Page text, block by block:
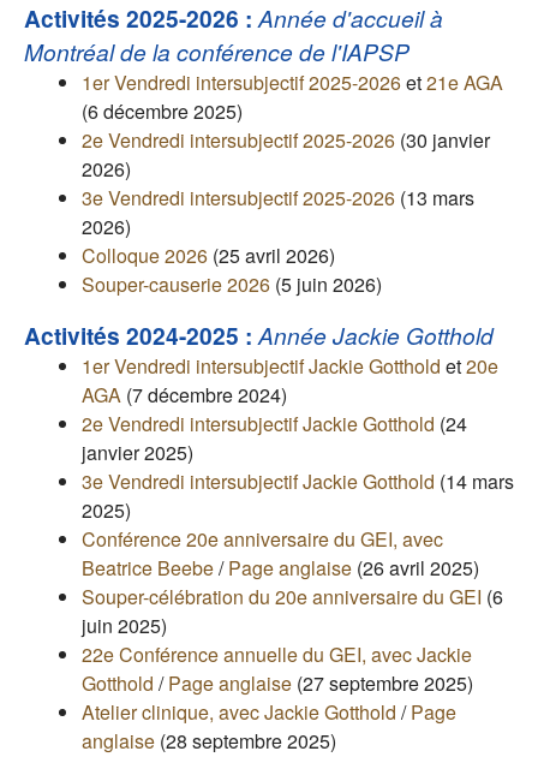
Activités 2025-2026 :Année d'accueil à
Montréal de la conférence de l'IAPSP
1er Vendredi intersubjectif 2025-2026et21e AGA
(6 décembre 2025)
2e Vendredi intersubjectif 2025-2026 (30 janvier
2026)
3e Vendredi intersubjectif 2025-2026 (13 mars
2026)
Colloque 2026 (25 avril 2026)
Souper-causerie 2026 (5 juin 2026)
Activités 2024-2025 :Année Jackie Gotthold
1er Vendredi intersubjectif Jackie Gotthold et20e
AGA (7 décembre 2024)
2e Vendredi intersubjectif Jackie Gotthold (24
janvier 2025)
3e Vendredi intersubjectif Jackie Gotthold (14 mars
2025)
Conférence 20e anniversaire du GEI, avec
Beatrice Beebe/Page anglaise (26 avril 2025)
Souper-célébration du 20e anniversaire du GEI (6
juin 2025)
22e Conférence annuelle du GEI, avec Jackie
Gotthold /Page anglaise (27 septembre 2025)
Atelier clinique, avec Jackie Gotthold /Page
anglaise (28 septembre 2025)